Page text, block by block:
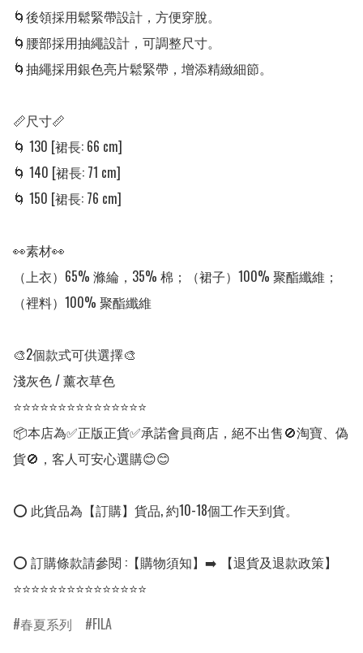
🌀後領採用鬆緊帶設計，方便穿脫。
🌀腰部採用抽繩設計，可調整尺寸。
🌀抽繩採用銀色亮片鬆緊帶，增添精緻細節。
📏尺寸📏
🌀 130 [裙長: 66 cm]
🌀 140 [裙長: 71 cm]
🌀 150 [裙長: 76 cm]
👀素材👀
（上衣）65% 滌綸，35% 棉；（裙子）100% 聚酯纖維；
（裡料）100% 聚酯纖維
🎨2個款式可供選擇🎨
淺灰色 / 薰衣草色
⭐⭐⭐⭐⭐⭐⭐⭐⭐⭐⭐⭐⭐⭐⭐
📦本店為✅正版正貨✅承諾會員商店，絕不出售🚫淘寶、偽
貨🚫，客人可安心選購😊😊
⭕ 此貨品為【訂購】貨品, 約10-18個工作天到貨。
⭕ 訂購條款請參閱 :【購物須知】➡️ 【退貨及退款政策】
⭐⭐⭐⭐⭐⭐⭐⭐⭐⭐⭐⭐⭐⭐⭐
春夏系列
FILA